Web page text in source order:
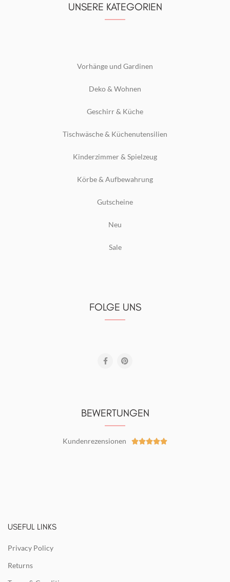
UNSERE KATEGORIEN
Vorhänge und Gardinen
Deko & Wohnen
Geschirr & Küche
Tischwäsche & Küchenutensilien
Kinderzimmer & Spielzeug
Körbe & Aufbewahrung
Gutscheine
Neu
Sale
FOLGE UNS
BEWERTUNGEN
Kundenrezensionen 
USEFUL LINKS
Privacy Policy
Returns